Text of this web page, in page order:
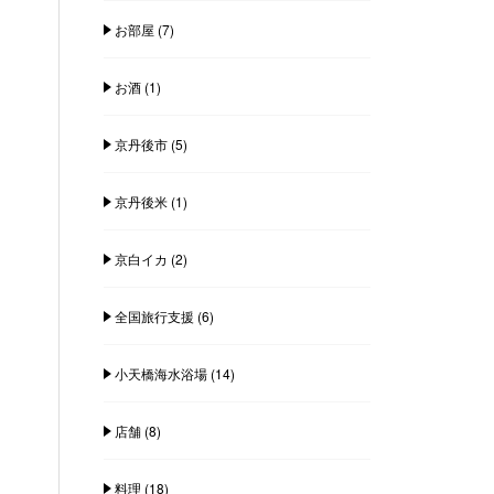
お部屋 (7)
お酒(1)
京丹後市(5)
京丹後米(1)
京白イカ (2)
全国旅行支援 (6)
小天橋海水浴場(14)
店舗(8)
料理 (18)